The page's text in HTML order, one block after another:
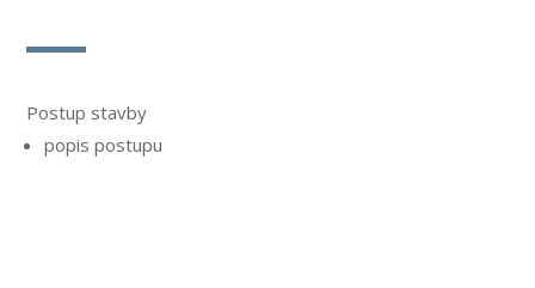
Postup stavby
popis postupu